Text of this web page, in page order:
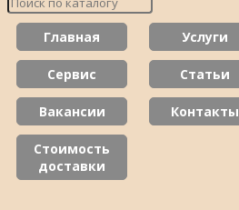
Главная Услуги
Сервис Статьи
Вакансии Контакты
Стоимость
доставки